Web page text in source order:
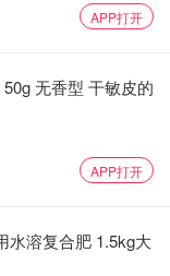
APP打开
无香型 干敏皮的
APP打开
水溶复合肥 1.5kg大